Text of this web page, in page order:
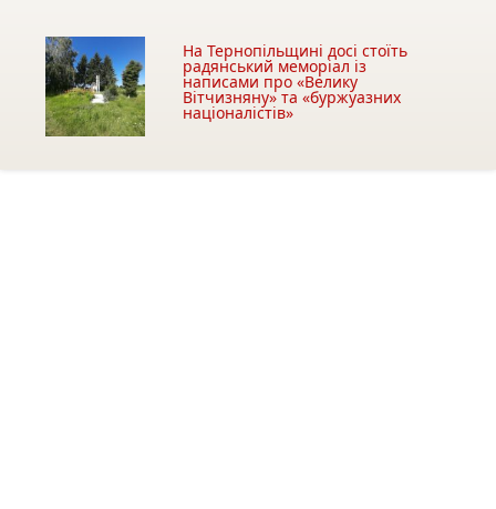
На Тернопільщині досі стоїть
радянський меморіал із
написами про «Велику
Вітчизняну» та «буржуазних
націоналістів»